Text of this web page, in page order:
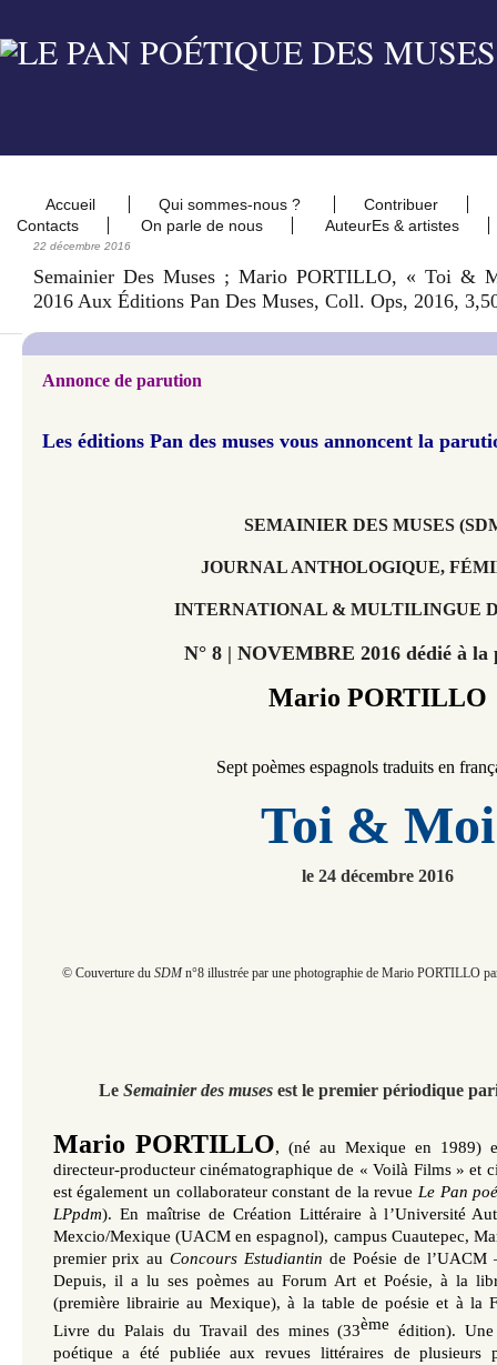
Accueil Qui sommes-nous ?
Contribuer
Contacts
On parle de nous AuteurEs & artistes
22 décembre 2016
Semainier Des Muses ; Mario PORTILLO, « Toi &
2016 Aux Éditions Pan Des Muses, Coll. Ops, 2016,
Annonce de parution
Les éditions Pan des muses vous annoncent la
SEMAINIER DES MUSES
JOURNAL ANTHOLOGIQUE,
INTERNATIONAL & MULTILINGUE
N° 8 | NOVEMBRE 2016 dédié à la
Mario PORTILLO
Sept poèmes espagnols traduits en
Toi & Moi
le 24 décembre 2016
© Couverture du SDMn°8 illustrée par une photographie de Mario PORTILLO
Le Semainier des muses est le premier périodique
Mario PORTILLO,(né au Mexique en 1989)
directeur-producteur cinématographique de « Voilà Films » et
est également un collaborateur constant de la revue Le Pan
LPpdm). En maîtrise de Création Littéraire à l’Université
Mexcio/Mexique (UACM en espagnol), campus Cuautepec,
premier prix auConcours Estudiantin de Poésie de l’UACM
Depuis, il a lu ses poèmes au Forum Art et Poésie, à la
(première librairie au Mexique), à la table de poésie et à la
Livre du Palais du Travail des mines (33ème édition).
poétique a été publiée aux revues littéraires de plusieurs